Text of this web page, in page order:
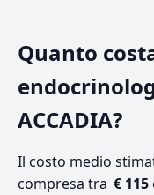
Quanto
ACCADIA?
Il costo medio
compresa tra € 115